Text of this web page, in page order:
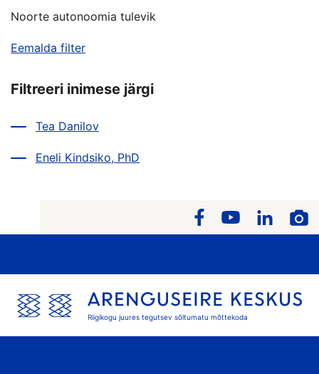
Noorte autonoomia tulevik
Eemalda filter
Filtreeri inimese järgi
Tea Danilov
Eneli Kindsiko, PhD
Riigikogu juures tegutsev sõltumatu mõttekoda